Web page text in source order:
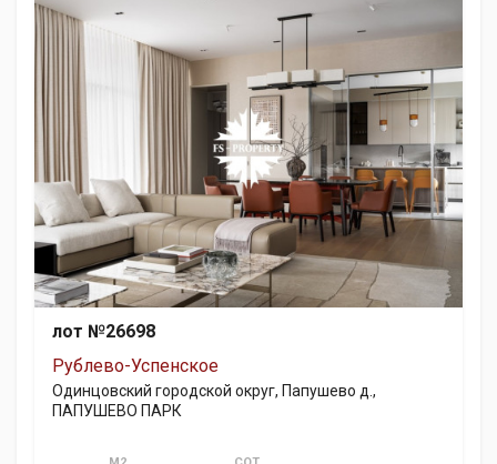
лот №26698
Рублево-Успенское
Одинцовский городской округ, Папушево д.,
ПАПУШЕВО ПАРК